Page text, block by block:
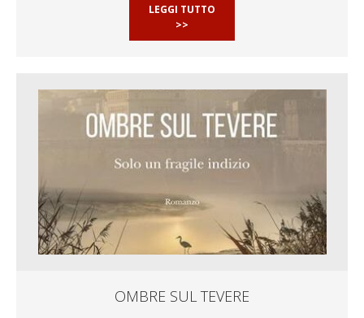
LEGGI TUTTO
>>
OMBRE SUL TEVERE